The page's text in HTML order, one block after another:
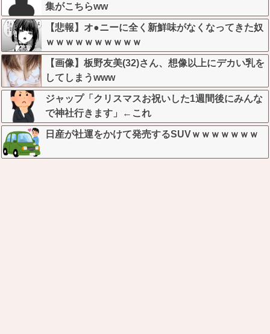
集がこちらww
【悲報】オ●ニーに全く新鮮味がなくなってきた奴
ｗｗｗｗｗｗｗｗｗｗ
【画像】板野友美(32)さん、想像以上にデカい乳を
してしまうwww
ジャップ「クリスマスお祝いした1週間後にみんな
で神社行きます」←これ
日産が社運をかけて発売するSUVｗｗｗｗｗｗｗ